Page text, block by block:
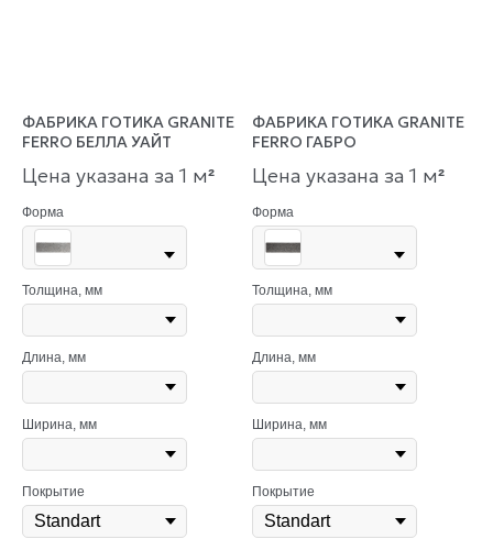
ФАБРИКА ГОТИКА GRANITE
FERRO БЕЛЛА УАЙТ
Цена указана за 1 м²
Форма
Толщина, мм
Длина, мм
Ширина, мм
Покрытие
ФАБРИКА ГОТИКА GRANITE
FERRO ГАБРО
Цена указана за 1 м²
Форма
Толщина, мм
Длина, мм
Ширина, мм
Покрытие